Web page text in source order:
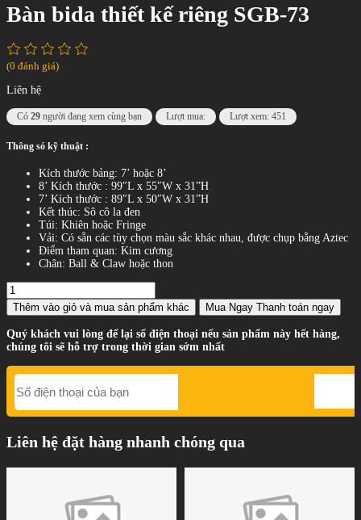
Bàn bida thiết kế riêng SGB-73
(0 đánh giá)
Liên hệ
Có 29 người đang xem cùng bạn Lượt mua: Lượt xem: 451
Thông só kỹ thuật :
Kích thước bảng: 7’ hoặc 8’
8’ Kích thước : 99″L x 55″W x 31”H
7’ Kích thước : 89″L x 50″W x 31”H
Kết thúc: Sô cô la đen
Túi: Khiên hoặc Fringe
Vải: Có sẵn các tùy chọn màu sắc khác nhau, được chụp bằng Aztec
Điểm tham quan: Kim cương
Chân: Ball & Claw hoặc thon
Thêm vào giỏ và mua sản phẩm khác Mua Ngay Thanh toán ngay
Quý khách vui lòng để lại số điện thoại nếu sản phẩm này hết hàng,
chúng tôi sẽ hỗ trợ trong thời gian sớm nhất
Liên hệ đặt hàng nhanh chóng qua